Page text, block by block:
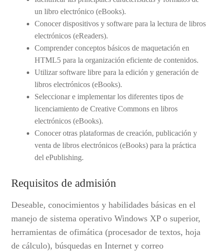
un libro electrónico (eBooks).
Conocer dispositivos y software para la lectura de libros
electrónicos (eReaders).
Comprender conceptos básicos de maquetación en
HTML5 para la organización eficiente de contenidos.
Utilizar software libre para la edición y generación de
libros electrónicos (eBooks).
Seleccionar e implementar los diferentes tipos de
licenciamiento de Creative Commons en libros
electrónicos (eBooks).
Conocer otras plataformas de creación, publicación y
venta de libros electrónicos (eBooks) para la práctica
del ePublishing.
Requisitos de admisión
Deseable, conocimientos y habilidades básicas en el
manejo de sistema operativo Windows XP o superior,
herramientas de ofimática (procesador de textos, hoja
de cálculo), búsquedas en Internet y correo